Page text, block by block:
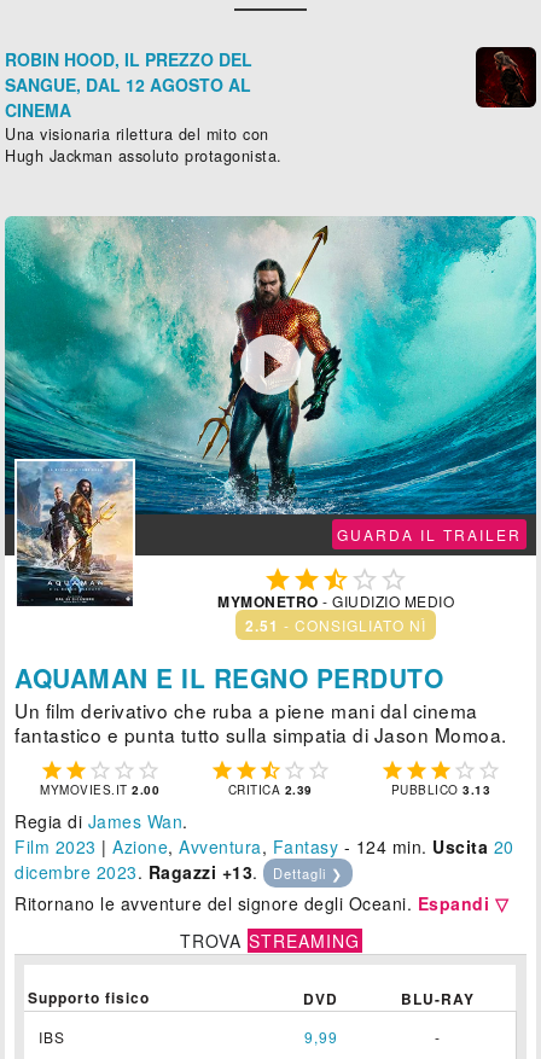
ROBIN HOOD, IL PREZZO DEL
SANGUE, DAL 12 AGOSTO AL
CINEMA
Una visionaria rilettura del mito con
Hugh Jackman assoluto protagonista.

GUARDA IL TRAILER
  
MYMONETRO - GIUDIZIO MEDIO
2.51 - CONSIGLIATO NÌ
AQUAMAN E IL REGNO PERDUTO
Un film derivativo che ruba a piene mani dal cinema
fantastico e punta tutto sulla simpatia di Jason Momoa.
    
MYMOVIES.IT2.00
    
CRITICA 2.39
    
PUBBLICO3.13
Regia di James Wan.
Film 2023 |Azione,Avventura, Fantasy - 124 min. Uscita 20
dicembre 2023. Ragazzi +13. Dettagli ❯
Ritornano le avventure del signore degli Oceani. Espandi ▽
TROVA STREAMING
Supporto fisico DVD BLU-RAY
IBS 9,99 -